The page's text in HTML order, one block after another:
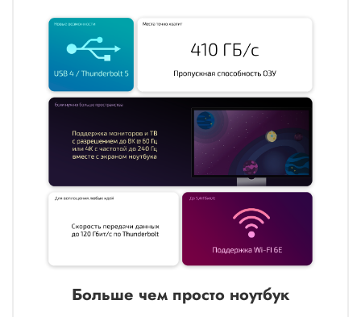
Больше чем просто ноутбук